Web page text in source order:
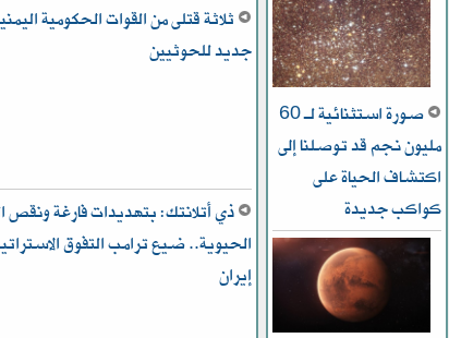
صورة استثنائية لـ 60
مليون نجم قد توصلنا إلى
اكتشاف الحياة على
كواكب جديدة
ثلاثة قتلى من القوات الحكومية
جديد للحوثيين
ذي أتلانتك: بتهديدات فارغة ونقص
الحيوية.. ضيع ترامب التفوق
إيران